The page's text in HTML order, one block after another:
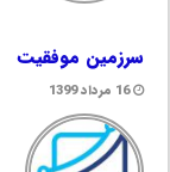
سرزمین موفقیت
16 مرداد 1399